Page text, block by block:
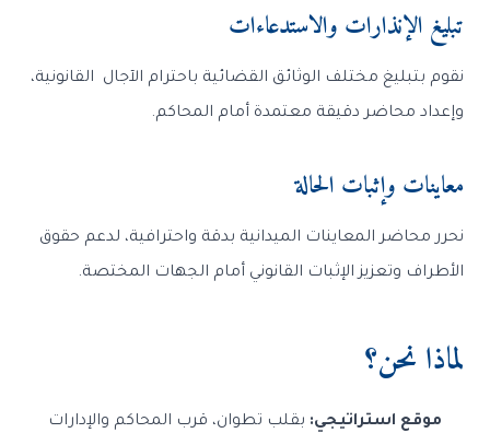
تبليغ الإنذارات والاستدعاءات
نقوم بتبليغ مختلف الوثائق القضائية باحترام الآجال القانونية،
وإعداد محاضر دقيقة معتمدة أمام المحاكم.
معاينات وإثبات الحالة
نحرر محاضر المعاينات الميدانية بدقة واحترافية، لدعم حقوق
الأطراف وتعزيز الإثبات القانوني أمام الجهات المختصة.
لماذا نحن؟
موقع استراتيجي: بقلب تطوان، قرب المحاكم والإدارات